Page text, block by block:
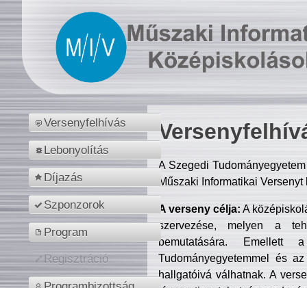
Versenyfelhívás
Lebonyolítás
Díjazás
Szponzorok
Program
Regisztráció
A Szegedi
Műszaki Informatikai
A verseny célja: A
szervezése, melyen a
bemutatására. Emellett
Tudományegyetemmel és
hallgatóivá válhatnak. A